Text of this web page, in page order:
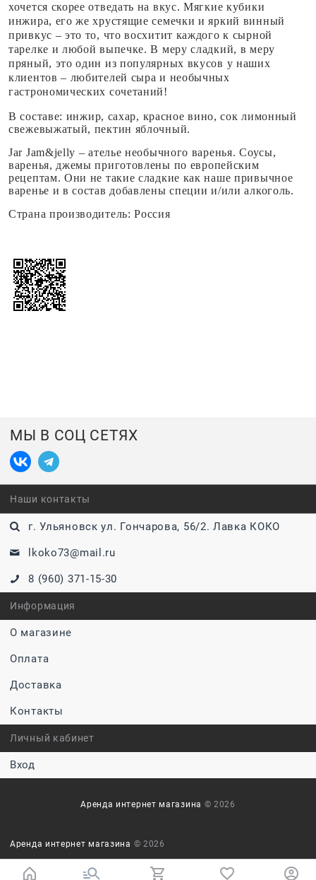
хочется скорее отведать на вкус. Мягкие кубики
инжира, его же хрустящие семечки и яркий винный
привкус – это то, что восхитит каждого к сырной
тарелке и любой выпечке. В меру сладкий, в меру
пряный, это один из популярных вкусов у наших
клиентов – любителей сыра и необычных
гастрономических сочетаний!
В составе: инжир, сахар, красное вино, сок лимонный
свежевыжатый, пектин яблочный.
Jar Jam&jelly – ателье необычного варенья. Соусы,
варенья, джемы приготовлены по европейским
рецептам. Они не такие сладкие как наше привычное
варенье и в состав добавлены специи и/или алкоголь.
Страна производитель: Россия
МЫ В СОЦ СЕТЯХ
Наши контакты
г. Ульяновск ул. Гончарова, 56/2. Лавка КОКО
lkoko73@mail.ru
8 (960) 371-15-30
Информация
О магазине
Оплата
Доставка
Контакты
Личный кабинет
Вход
Аренда интернет магазина © 2026
Аренда интернет магазина © 2026